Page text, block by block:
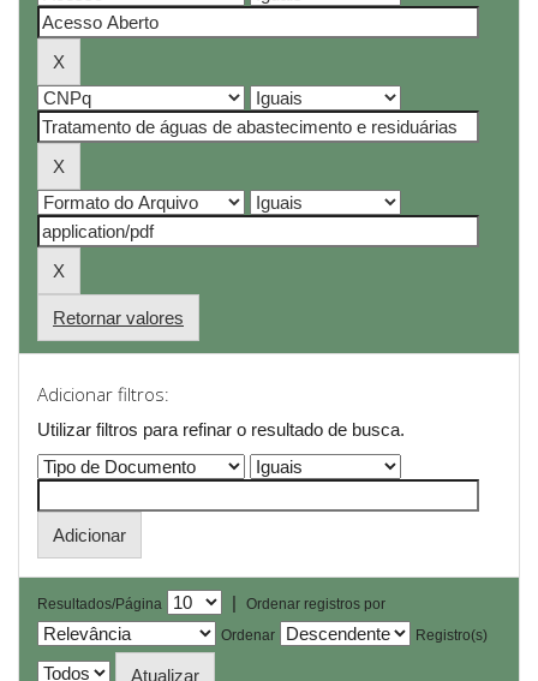
Retornar valores
Adicionar filtros:
Utilizar filtros para refinar o resultado de busca.
Resultados/Página |
Ordenar registros por
Ordenar
Registro(s)